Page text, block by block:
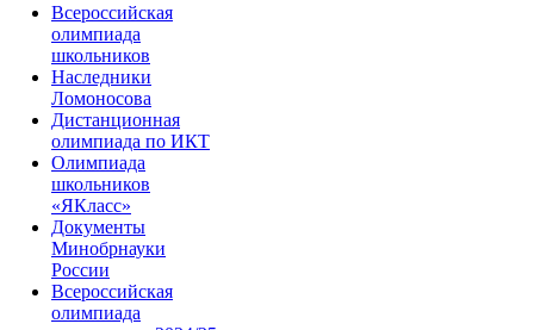
Всероссийская
олимпиада
школьников
Наследники
Ломоносова
Дистанционная
олимпиада по ИКТ
Олимпиада
школьников
«ЯКласс»
Документы
Минобрнауки
России
Всероссийская
олимпиада